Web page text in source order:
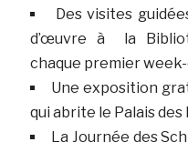
Des visites
d’œuvre à la
chaque premier
Une exposition
qui abrite le Palais
La Journée des